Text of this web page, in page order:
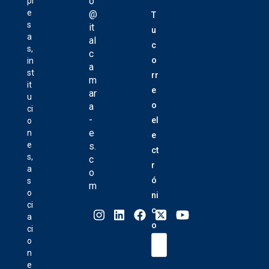
e
s
a
s,
in
st
it
u
ci
o
n
e
s,
a
s
o
ci
a
ci
o
n
e
@
it
al
c
a
m
ar
a
-
e
s.
c
o
m
T
u
c
o
rr
e
o
el
e
ct
r
ó
ni
c
o